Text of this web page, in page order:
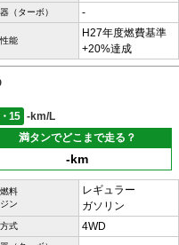
（ターボ） -
能
H27年度燃費基準
+20%達成
15
-km/L
満タンでどこまで走る？
-km
料
ン
レギュラー
ガソリン
式 4WD